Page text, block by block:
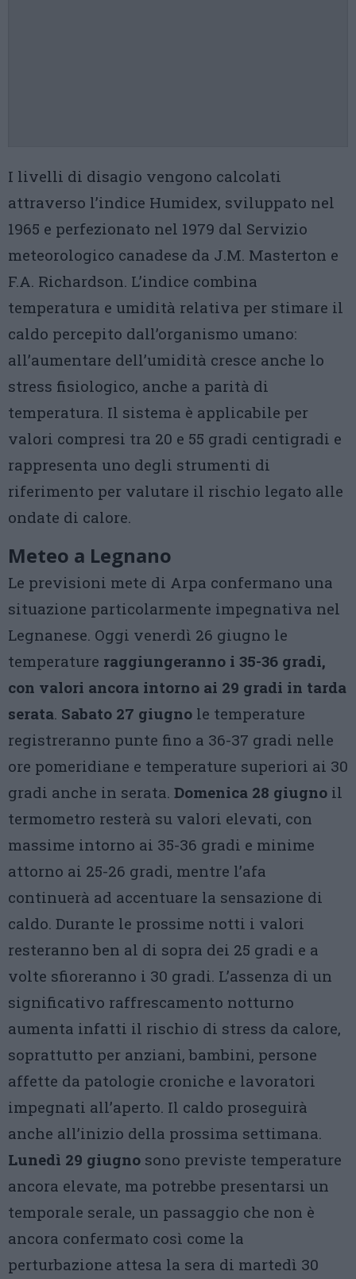
I livelli di disagio vengono calcolati
attraverso l’indice Humidex, sviluppato nel
1965 e perfezionato nel 1979 dal Servizio
meteorologico canadese da J.M. Masterton e
F.A. Richardson. L’indice combina
temperatura e umidità relativa per stimare il
caldo percepito dall’organismo umano:
all’aumentare dell’umidità cresce anche lo
stress fisiologico, anche a parità di
temperatura. Il sistema è applicabile per
valori compresi tra 20 e 55 gradi centigradi e
rappresenta uno degli strumenti di
riferimento per valutare il rischio legato alle
ondate di calore.
Meteo a Legnano
Le previsioni mete di Arpa confermano una
situazione particolarmente impegnativa nel
Legnanese. Oggi venerdì 26 giugno le
temperature raggiungeranno i 35-36 gradi,
con valori ancora intorno ai 29 gradi in tarda
serata. Sabato 27 giugno le temperature
registreranno punte fino a 36-37 gradi nelle
ore pomeridiane e temperature superiori ai 30
gradi anche in serata. Domenica 28 giugno il
termometro resterà su valori elevati, con
massime intorno ai 35-36 gradi e minime
attorno ai 25-26 gradi, mentre l’afa
continuerà ad accentuare la sensazione di
caldo. Durante le prossime notti i valori
resteranno ben al di sopra dei 25 gradi e a
volte sfioreranno i 30 gradi. L’assenza di un
significativo raffrescamento notturno
aumenta infatti il rischio di stress da calore,
soprattutto per anziani, bambini, persone
affette da patologie croniche e lavoratori
impegnati all’aperto. Il caldo proseguirà
anche all’inizio della prossima settimana.
Lunedì 29 giugno sono previste temperature
ancora elevate, ma potrebbe presentarsi un
temporale serale, un passaggio che non è
ancora confermato così come la
perturbazione attesa la sera di martedì 30